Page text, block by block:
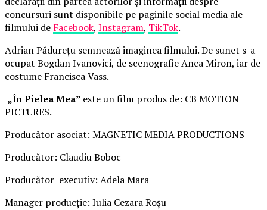
concursuri sunt disponibile pe paginile social media ale
filmului de Facebook, Instagram, TikTok.
Adrian Pădurețu semnează imaginea filmului. De sunet s-a
ocupat Bogdan Ivanovici, de scenografie Anca Miron, iar de
costume Francisca Vass.
„În Pielea Mea” este un film produs de: CB MOTION
PICTURES.
Producător asociat: MAGNETIC MEDIA PRODUCTIONS
Producător: Claudiu Boboc
Producător executiv: Adela Mara
Manager producție: Iulia Cezara Roșu